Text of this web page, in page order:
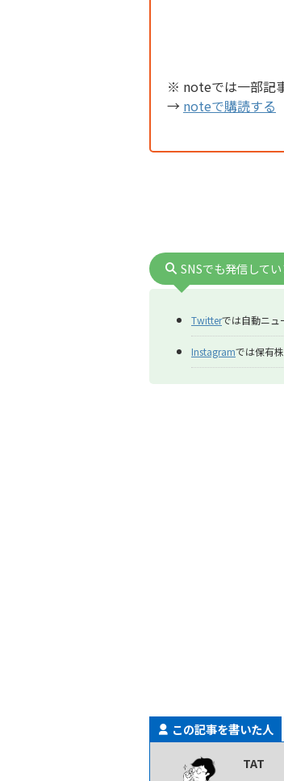
※ noteでは一部記
→ noteで購読する
SNSでも発信してい
Twitterでは自動ニュ
Instagramでは保有
この記事を書いた人
TAT